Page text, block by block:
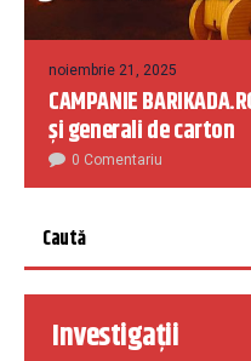
noiembrie 21, 2025
CAMPANIE
și generali de carton
0 Comentariu
Investigații